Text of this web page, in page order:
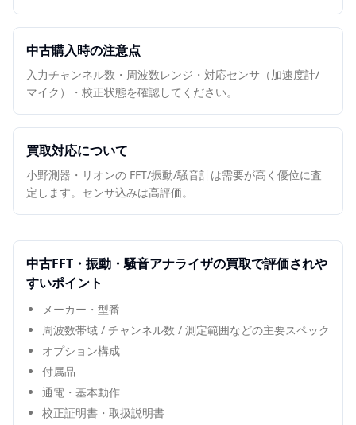
中古購入時の注意点
入力チャンネル数・周波数レンジ・対応センサ（加速度計/
マイク）・校正状態を確認してください。
買取対応について
小野測器・リオンの FFT/振動/騒音計は需要が高く優位に査
定します。センサ込みは高評価。
中古FFT・振動・騒音アナライザの買取で評価されや
すいポイント
メーカー・型番
周波数帯域 / チャンネル数 / 測定範囲などの主要スペック
オプション構成
付属品
通電・基本動作
校正証明書・取扱説明書